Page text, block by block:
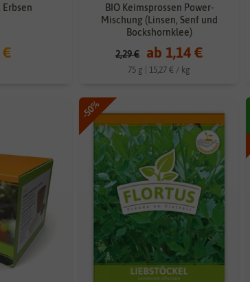
€
BIO Keimsprossen Power-
Mischung (Linsen, Senf und
Bockshornklee)
2,29 €
ab 1,14 €
75 g | 15,27 € / kg
-50%